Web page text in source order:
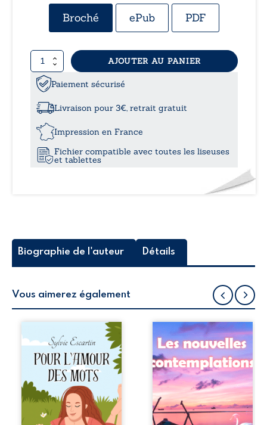
de
Broché ePub PDF
quantité
de
Une
d’amour
AJOUTER AU PANIER
Paiement sécurisé
Livraison pour 3€, retrait gratuit
Impression en France
Fichier compatible avec toutes les liseuses
et tablettes
Biographie de l'auteur Détails
Vous aimerez également
La poésie offre la
possibilité
d'exprimer les
émotions vécues
dans un espace
entre les rêves et
la réalité, entre les
aspirations et les
possibilités
Les nouvelles
contemplations
est un regard
admiratif sur les
jolies choses de la
vie. Des beautés
de la nature aux
caractères
singuliers des